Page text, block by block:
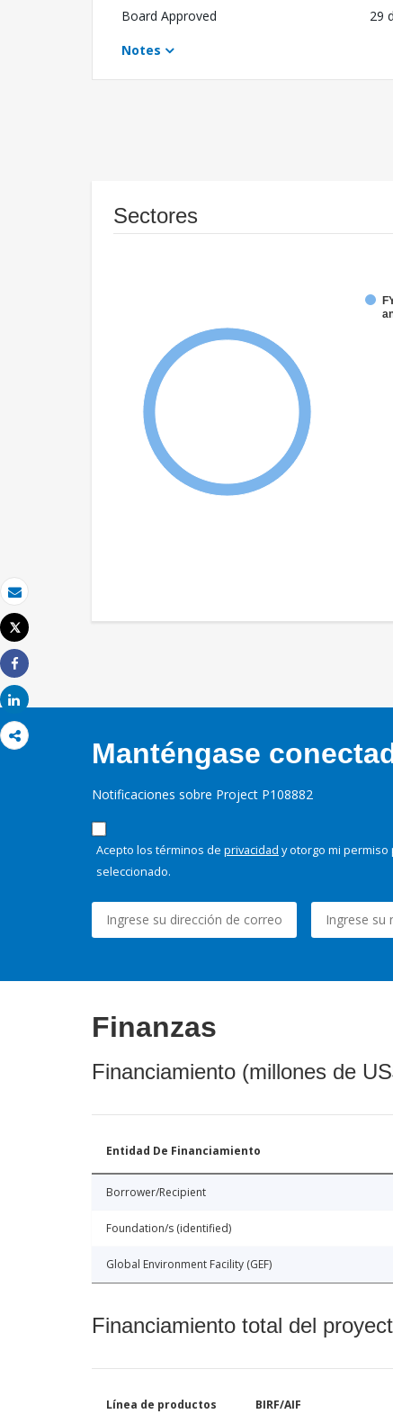
Correo electrónico
Imprimir
Tweet
Share
Share
Board Approved
29
Notes
Sectores
Manténgase
Notificaciones sobre Project P108882
Acepto los términos de privacidad y otorgo mi
seleccionado.
Finanzas
Financiamiento (millones de
Entidad De Financiamiento
Borrower/Recipient
Foundation/s (identified)
Global Environment Facility (GEF)
Financiamiento total del
Línea de productos BIRF/AIF